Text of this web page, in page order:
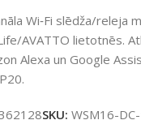
Wi‑Fi slēdža/releja
AVATTO lietotnēs.
Alexa un Google
SKU: WSM16-DC-